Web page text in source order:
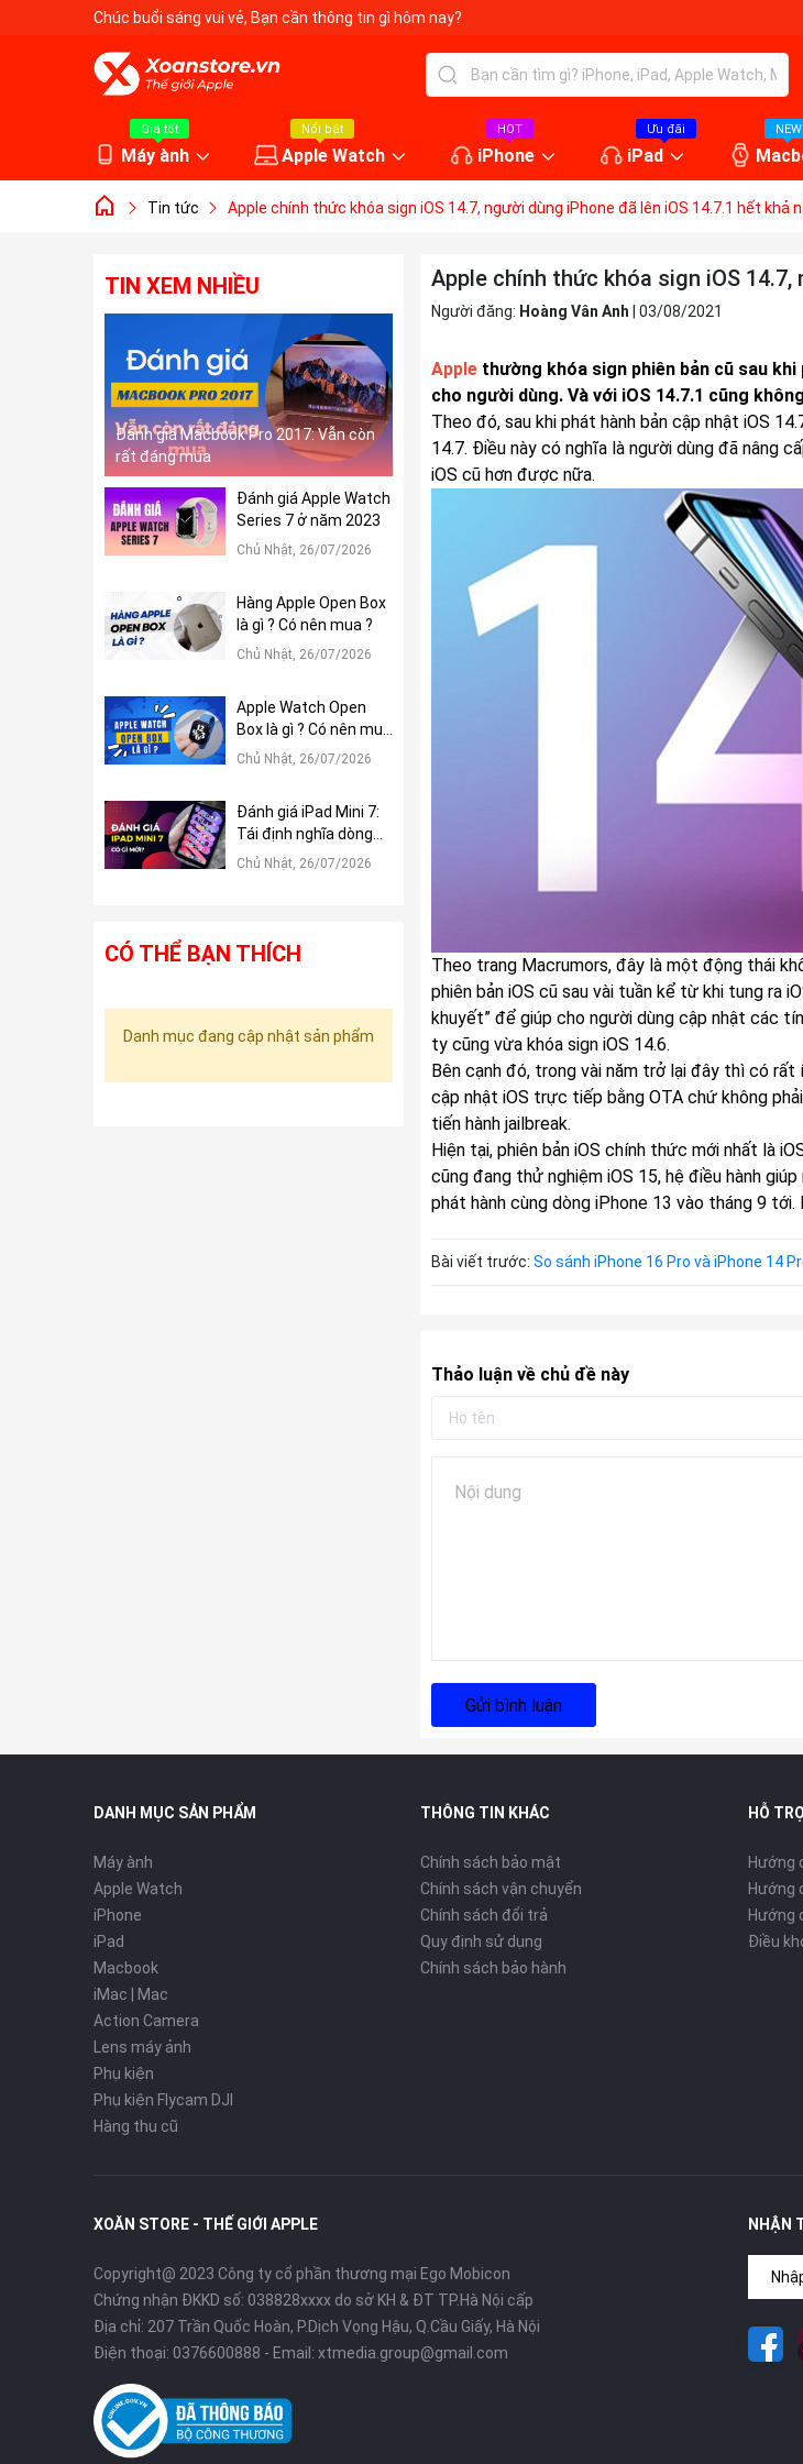
Chúc buổi sáng vui vẻ, Bạn cần thông tin gì hôm nay?
Giá tốt
Máy ành
Nổi bật
Apple Watch
HOT
iPhone
Ưu đãi
iPad
NEW
Tin tức Apple chính thức khóa sign iOS 14.7, người dùng iPhone đã lên iOS 14.7.1 hết khả
Apple chính thức khóa sign iOS
Người đăng: Hoàng Vân Anh 03/08/2021
Apple thường khóa sign phiên bản cũ sau
cho người dùng. Và với iOS 14.7.1 cũng
Theo đó, sau khi phát hành bản cập nhật iOS
14.7. Điều này có nghĩa là người dùng đã nâng
iOS cũ hơn được nữa.
Theo trang Macrumors, đây là một động thái
phiên bản iOS cũ sau vài tuần kể từ khi tung ra
khuyết” để giúp cho người dùng cập nhật các
ty cũng vừa khóa sign iOS 14.6.
Bên cạnh đó, trong vài năm trở lại đây thì có rất
cập nhật iOS trực tiếp bằng OTA chứ không
tiến hành jailbreak.
Hiện tại, phiên bản iOS chính thức mới nhất là
cũng đang thử nghiệm iOS 15, hệ điều hành
phát hành cùng dòng iPhone 13 vào tháng 9 tới.
Bài viết trước: So sánh iPhone 16 Pro và iPhone 14
Thảo luận về chủ đề này
Gửi bình luận
TIN XEM NHIỀU
Đánh giá Macbook Pro 2017: Vẫn còn
rất đáng mua
Đánh giá Apple Watch
Series 7 ở năm 2023
Chủ Nhật, 26/07/2026
Hàng Apple Open Box
là gì ? Có nên mua ?
Chủ Nhật, 26/07/2026
Apple Watch Open
Box là gì ? Có nên mua
?
Chủ Nhật, 26/07/2026
Đánh giá iPad Mini 7:
Tái định nghĩa dòng
iPad Mini
Chủ Nhật, 26/07/2026
CÓ THỂ BẠN THÍCH
Danh mục đang cập nhật sản phẩm
DANH MỤC SẢN PHẨM
Máy ành
Apple Watch
iPhone
iPad
Macbook
iMac | Mac
Action Camera
Lens máy ảnh
Phụ kiện
Phụ kiện Flycam DJI
Hàng thu cũ
THÔNG TIN KHÁC
Chính sách bảo mật
Chính sách vận chuyển
Chính sách đổi trả
Quy định sử dụng
Chính sách bảo hành
HỖ
Hướng
Hướng
Hướng
Điều
XOĂN STORE - THẾ GIỚI APPLE
Copyright@ 2023 Công ty cổ phần thương mại Ego Mobicon
Chứng nhận ĐKKD số: 038828xxxx do sở KH & ĐT TP.Hà Nội cấp
Địa chỉ: 207 Trần Quốc Hoàn, P.Dịch Vọng Hậu, Q.Cầu Giấy, Hà Nội
Điện thoại: 0376600888 - Email: xtmedia.group@gmail.com
NHẬN